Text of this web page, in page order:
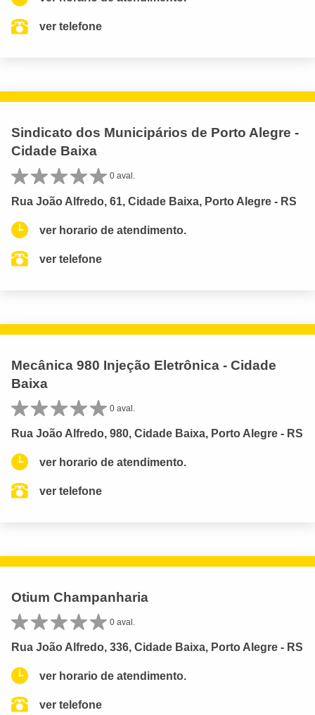
ver telefone
Sindicato dos Municipários de Porto Alegre -
Cidade Baixa
0 aval.
Rua João Alfredo, 61, Cidade Baixa, Porto Alegre - RS
ver horario de atendimento.
ver telefone
Mecânica 980 Injeção Eletrônica - Cidade
Baixa
0 aval.
Rua João Alfredo, 980, Cidade Baixa, Porto Alegre - RS
ver horario de atendimento.
ver telefone
Otium Champanharia
0 aval.
Rua João Alfredo, 336, Cidade Baixa, Porto Alegre - RS
ver horario de atendimento.
ver telefone